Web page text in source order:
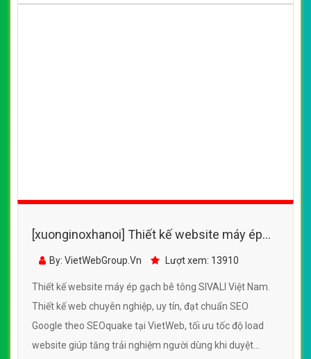
[xuonginoxhanoi] Thiết kế website máy ép
gạch bê tông SIVALI Việt Nam
By: VietWebGroup.Vn Lượt xem: 13910
Thiết kế website máy ép gạch bê tông SIVALI Việt Nam.
Thiết kế web chuyên nghiệp, uy tín, đạt chuẩn SEO
Google theo SEOquake tại VietWeb, tối ưu tốc độ load
website giúp tăng trải nghiệm người dùng khi duyệt